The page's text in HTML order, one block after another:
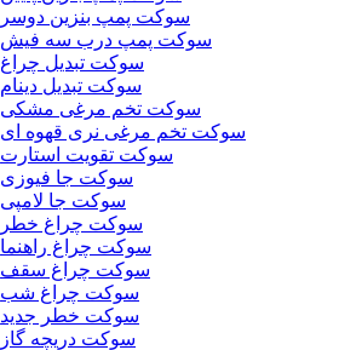
سوکت پمپ بنزین دوسر
سوکت پمپ درب سه فیش
سوکت تبدیل چراغ
سوکت تبدیل دینام
سوکت تخم مرغی مشکی
سوکت تخم مرغی نری قهوه ای
سوکت تقویت استارت
سوکت جا فیوزی
سوکت جا لامپی
سوکت چراغ خطر
سوکت چراغ راهنما
سوکت چراغ سقف
سوکت چراغ شب
سوکت خطر جدید
سوکت دریچه گاز